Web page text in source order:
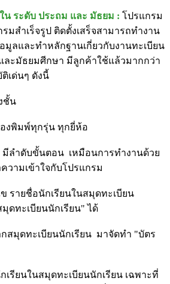
น ระดับ ประถม และ มัธยม : โปรแกรม
มสำเร็จรูป ติดตั้งเสร็จสามารถทำงาน
มูลและทำหลักฐานเกี่ยวกับงานทะเบียน
ละมัธยมศีกษา มีลูกค้าใช้แล้วมากกว่า
เด่นๆ ดังนี้
ชั้น
องพิมพ์ทุกรุ่น ทุกยี่ห้อ
มีลำดับขั้นตอน เหมือนการทำงานด้วย
วามเข้าใจกับโปรแกรม
รายชื่อนักเรียนในสมุดทะเบียน
ดทะเบียนนักเรียน" ได้
สมุดทะเบียนนักเรียน มาจัดทำ "บัตร
เรียนในสมุดทะเบียนนักเรียน เฉพาะที่